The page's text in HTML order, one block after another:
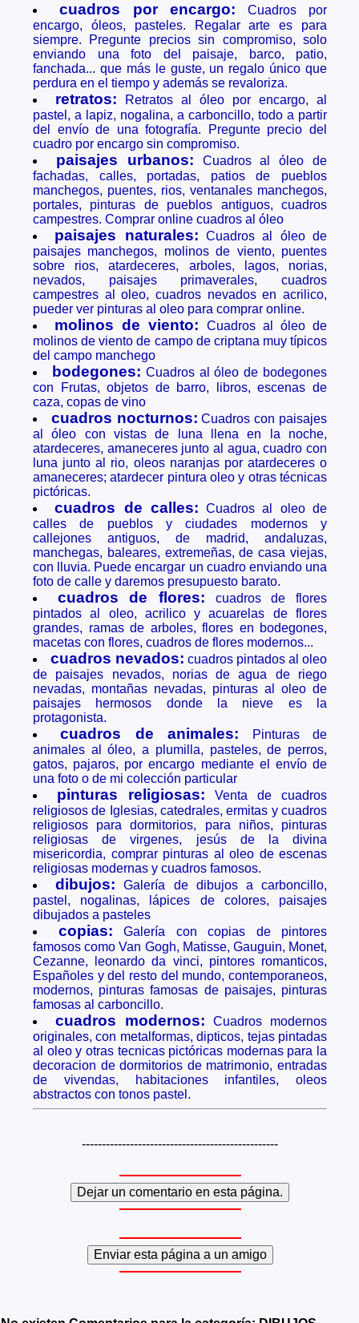
cuadros por encargo:
Cuadros por
encargo, óleos, pasteles. Regalar arte es para
siempre. Pregunte precios sin compromiso, solo
enviando una foto del paisaje, barco, patio,
fanchada... que más le guste, un regalo único que
perdura en el tiempo y además se revaloriza.
retratos:
Retratos al óleo por encargo, al
pastel, a lapiz, nogalina, a carboncillo, todo a partir
del envío de una fotografía. Pregunte precio del
cuadro por encargo sin compromiso.
paisajes urbanos:
Cuadros al óleo de
fachadas, calles, portadas, patios de pueblos
manchegos, puentes, rios, ventanales manchegos,
portales, pinturas de pueblos antiguos, cuadros
campestres. Comprar online cuadros al óleo
paisajes naturales: Cuadros al óleo de
paisajes manchegos, molinos de viento, puentes
sobre rios, atardeceres, arboles, lagos, norias,
nevados, paisajes primaverales, cuadros
campestres al oleo, cuadros nevados en acrilico,
pueder ver pinturas al oleo para comprar online.
molinos de viento:
Cuadros al óleo de
molinos de viento de campo de criptana muy típicos
del campo manchego
bodegones: Cuadros al óleo de bodegones
con Frutas, objetos de barro, libros, escenas de
caza, copas de vino
cuadros nocturnos: Cuadros con paisajes
al óleo con vistas de luna llena en la noche,
atardeceres, amaneceres junto al agua, cuadro con
luna junto al rio, oleos naranjas por atardeceres o
amaneceres; atardecer pintura oleo y otras técnicas
pictóricas.
cuadros de calles: Cuadros al oleo de
calles de pueblos y ciudades modernos y
callejones antiguos, de madrid, andaluzas,
manchegas, baleares, extremeñas, de casa viejas,
con lluvia. Puede encargar un cuadro enviando una
foto de calle y daremos presupuesto barato.
cuadros de flores:
cuadros de flores
pintados al oleo, acrilico y acuarelas de flores
grandes, ramas de arboles, flores en bodegones,
macetas con flores, cuadros de flores modernos...
cuadros nevados: cuadros pintados al oleo
de paisajes nevados, norias de agua de riego
nevadas, montañas nevadas, pinturas al oleo de
paisajes hermosos donde la nieve es la
protagonista.
cuadros de animales:
Pinturas de
animales al óleo, a plumilla, pasteles, de perros,
gatos, pajaros, por encargo mediante el envío de
una foto o de mi colección particular
pinturas religiosas:
Venta de cuadros
religiosos de Iglesias, catedrales, ermitas y cuadros
religiosos para dormitorios, para niños, pinturas
religiosas de virgenes, jesús de la divina
misericordia, comprar pinturas al oleo de escenas
religiosas modernas y cuadros famosos.
dibujos:
Galería de dibujos a carboncillo,
pastel, nogalinas, lápices de colores, paisajes
dibujados a pasteles
copias:
Galería con copias de pintores
famosos como Van Gogh, Matisse, Gauguin, Monet,
Cezanne, leonardo da vinci, pintores romanticos,
Españoles y del resto del mundo, contemporaneos,
modernos, pinturas famosas de paisajes, pinturas
famosas al carboncillo.
cuadros modernos:
Cuadros modernos
originales, con metalformas, dipticos, tejas pintadas
al oleo y otras tecnicas pictóricas modernas para la
decoracion de dormitorios de matrimonio, entradas
de vivendas, habitaciones infantiles, oleos
abstractos con tonos pastel.
-------------------------------------------------